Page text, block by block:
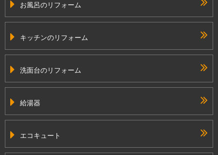
お風呂のリフォーム
キッチンのリフォーム
洗面台のリフォーム
給湯器
エコキュート